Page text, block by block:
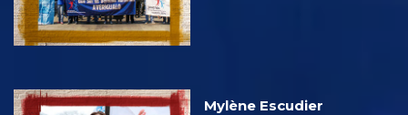
Mylène Escudier